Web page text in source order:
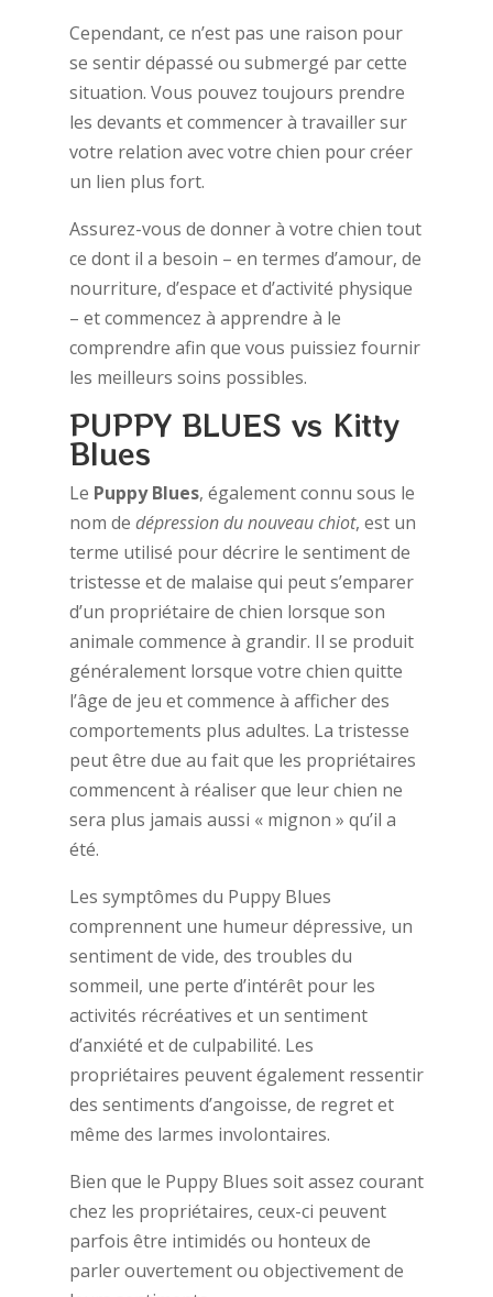
Cependant, ce n’est pas une raison pour
se sentir dépassé ou submergé par cette
situation. Vous pouvez toujours prendre
les devants et commencer à travailler sur
votre relation avec votre chien pour créer
un lien plus fort.
Assurez-vous de donner à votre chien tout
ce dont il a besoin – en termes d’amour, de
nourriture, d’espace et d’activité physique
– et commencez à apprendre à le
comprendre afin que vous puissiez fournir
les meilleurs soins possibles.
PUPPY BLUES vs Kitty
Blues
Le Puppy Blues, également connu sous le
nom de dépression du nouveau chiot, est un
terme utilisé pour décrire le sentiment de
tristesse et de malaise qui peut s’emparer
d’un propriétaire de chien lorsque son
animale commence à grandir. Il se produit
généralement lorsque votre chien quitte
l’âge de jeu et commence à afficher des
comportements plus adultes. La tristesse
peut être due au fait que les propriétaires
commencent à réaliser que leur chien ne
sera plus jamais aussi « mignon » qu’il a
été.
Les symptômes du Puppy Blues
comprennent une humeur dépressive, un
sentiment de vide, des troubles du
sommeil, une perte d’intérêt pour les
activités récréatives et un sentiment
d’anxiété et de culpabilité. Les
propriétaires peuvent également ressentir
des sentiments d’angoisse, de regret et
même des larmes involontaires.
Bien que le Puppy Blues soit assez courant
chez les propriétaires, ceux-ci peuvent
parfois être intimidés ou honteux de
parler ouvertement ou objectivement de